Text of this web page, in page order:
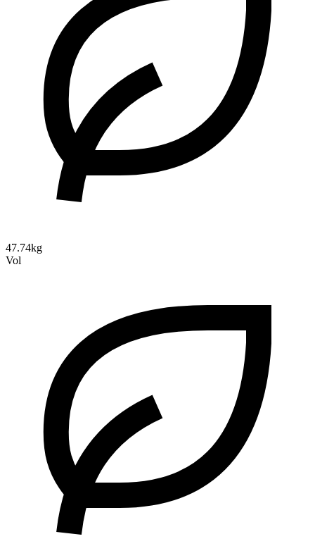
47.74kg
Vol